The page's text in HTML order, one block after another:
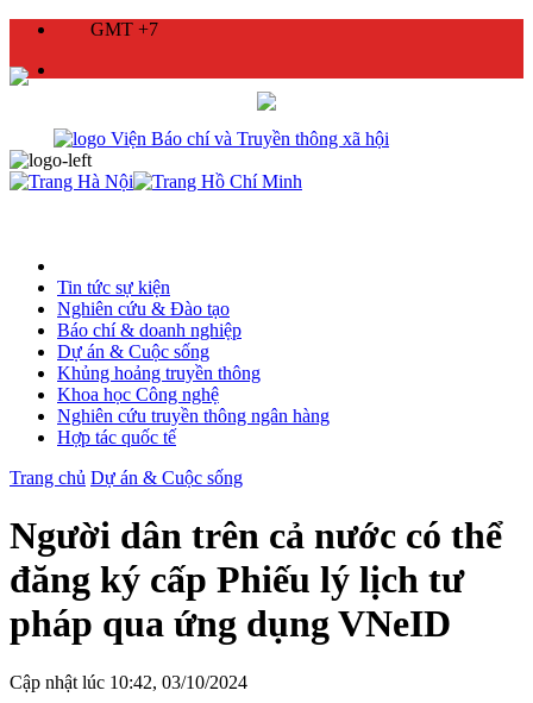
GMT +7
Tin tức sự kiện
Nghiên cứu & Đào tạo
Báo chí & doanh nghiệp
Dự án & Cuộc sống
Khủng hoảng truyền thông
Khoa học Công nghệ
Nghiên cứu truyền thông ngân hàng
Hợp tác quốc tế
Trang chủ Dự án & Cuộc sống
Người dân trên cả nước có thể
đăng ký cấp Phiếu lý lịch tư
pháp qua ứng dụng VNeID
Cập nhật lúc 10:42, 03/10/2024